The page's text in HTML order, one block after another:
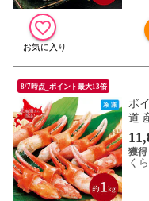
8/7時点_ポイント最大13倍
ボ
道
肉
同
く